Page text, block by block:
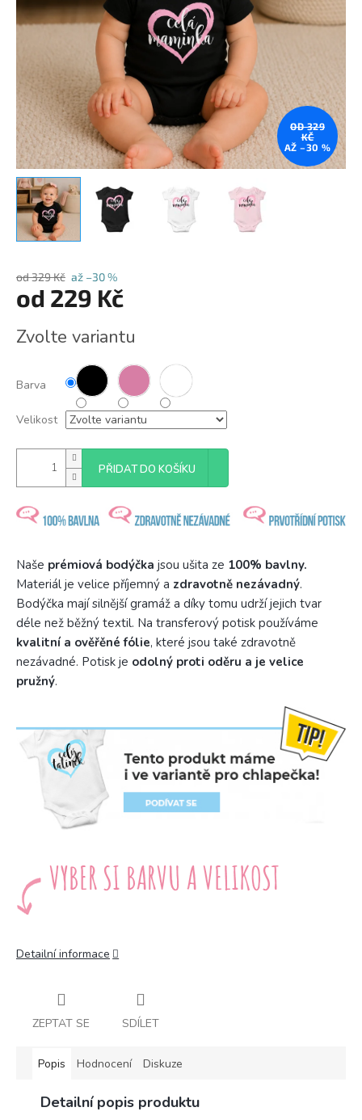
OD 329
KČ
AŽ –30 %
od 329 Kč až –30 %
od 229 Kč
cena:
Zvolte variantu
Barva
Velikost
PŘIDAT DO KOŠÍKU
Naše prémiová bodýčka jsou ušita ze 100% bavlny.
Materiál je velice příjemný a zdravotně nezávadný.
Bodýčka mají silnější gramáž a díky tomu udrží jejich tvar
déle než běžný textil. Na transferový potisk používáme
kvalitní a ověřěné fólie, které jsou také zdravotně
nezávadné. Potisk je odolný proti oděru a je velice
pružný.
Detailní informace
ZEPTAT SE SDÍLET
Popis Hodnocení Diskuze
Detailní popis produktu